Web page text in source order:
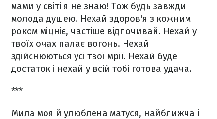
мами у світі я не знаю! Тож будь завжди
молода душею. Нехай здоров'я з кожним
роком міцніє, частіше відпочивай. Нехай у
твоїх очах палає вогонь. Нехай
здійснюються усі твої мрії. Нехай буде
достаток і нехай у всій тобі готова удача.
***
Мила моя й улюблена матуся, найближча і